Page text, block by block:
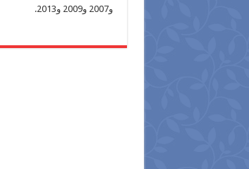
و2007 و2009 و2013.